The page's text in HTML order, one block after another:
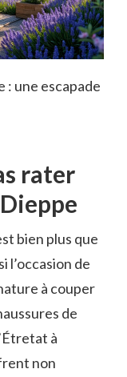
: une escapade
rater
bien plus que
l’occasion de
à couper
de
à
non